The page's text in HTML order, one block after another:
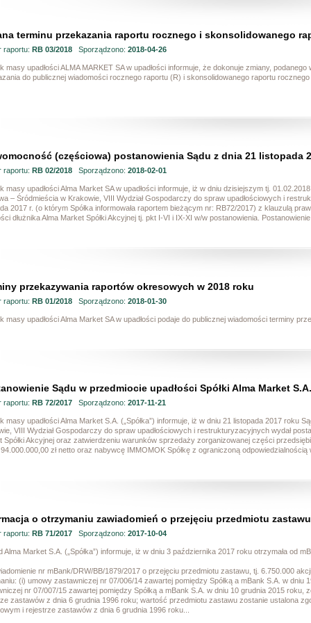
terminu przekazania raportu rocznego i skonsolidowanego
raportu: RB 03/2018Sporządzono: 2018-04-26
masy upadłości ALMA MARKET SA w upadłości informuje, że dokonuje zmiany,
do publicznej wiadomości rocznego raportu (R) i skonsolidowanego raportu
(częściowa) postanowienia Sądu z dnia 21 listopada
raportu: RB 02/2018Sporządzono: 2018-02-01
masy upadłości Alma Market SA w upadłości informuje, iż w dniu dzisiejszym tj.
– Śródmieścia w Krakowie, VIII Wydział Gospodarczy do spraw upadłościowych i
2017 r. (o którym Spółka informowała raportem bieżącym nr: RB72/2017) z klauzulą
dłużnika Alma Market Spółki Akcyjnej tj. pkt I-VI i IX-XI w/w postanowienia.
przekazywania raportów okresowych w 2018 roku
raportu: RB 01/2018Sporządzono: 2018-01-30
masy upadłości Alma Market SA w upadłości podaje do publicznej wiadomości terminy
Sądu w przedmiocie upadłości Spółki Alma Market S.A.
raportu: RB 72/2017Sporządzono: 2017-11-21
masy upadłości Alma Market S.A. („Spółka”) informuje, iż w dniu 21 listopada 2017 roku
VIII Wydział Gospodarczy do spraw upadłościowych i restrukturyzacyjnych wydał
Spółki Akcyjnej oraz zatwierdzeniu warunków sprzedaży zorganizowanej części
zł netto oraz nabywcę IMMOMOK Spółkę z ograniczoną odpowiedzialnością
o otrzymaniu zawiadomień o przejęciu przedmiotu
raportu: RB 71/2017Sporządzono: 2017-10-04
Alma Market S.A. („Spółka”) informuje, iż w dniu 3 października 2017 roku otrzymała od
nr mBank/DRW/BB/1879/2017 o przejęciu przedmiotu zastawu, tj. 6.750.000
(i) umowy zastawniczej nr 07/006/14 zawartej pomiędzy Spółką a mBank S.A. w dniu
nr 07/007/15 zawartej pomiędzy Spółką a mBank S.A. w dniu 10 grudnia 2015
zastawów z dnia 6 grudnia 1996 roku; wartość przedmiotu zastawu zostanie ustalona
i rejestrze zastawów z dnia 6 grudnia 1996 roku...